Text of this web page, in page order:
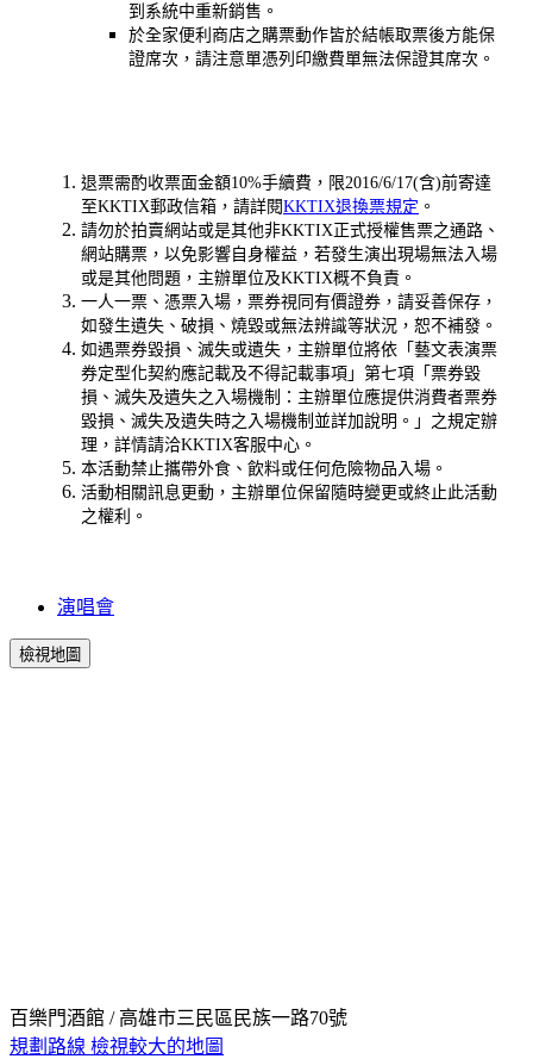
到系統中重新銷售。
於全家便利商店之購票動作皆於結帳取票後方能保
證席次，請注意單憑列印繳費單無法保證其席次。
退票需酌收票面金額10%手續費，限2016/6/17(含)前寄達
至KKTIX郵政信箱，請詳閱KKTIX退換票規定 。
請勿於拍賣網站或是其他非KKTIX正式授權售票之通路、
網站購票，以免影響自身權益，若發生演出現場無法入場
或是其他問題，主辦單位及KKTIX概不負責。
一人一票、憑票入場，票券視同有價證券，請妥善保存，
如發生遺失、破損、燒毀或無法辨識等狀況，恕不補發。
如遇票券毀損、滅失或遺失，主辦單位將依「藝文表演票
券定型化契約應記載及不得記載事項」第七項「票券毀
損、滅失及遺失之入場機制：主辦單位應提供消費者票券
毀損、滅失及遺失時之入場機制並詳加說明。」之規定辦
理，詳情請洽KKTIX客服中心。
本活動禁止攜帶外食、飲料或任何危險物品入場。
活動相關訊息更動，主辦單位保留隨時變更或終止此活動
之權利。
演唱會
檢視地圖
百樂門酒館 / 高雄市三民區民族一路70號
規劃路線 檢視較大的地圖